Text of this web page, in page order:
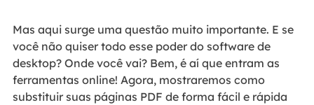
Mas aqui surge uma questão muito importante. E se
você não quiser todo esse poder do software de
desktop? Onde você vai? Bem, é aí que entram as
ferramentas online! Agora, mostraremos como
substituir suas páginas PDF de forma fácil e rápida